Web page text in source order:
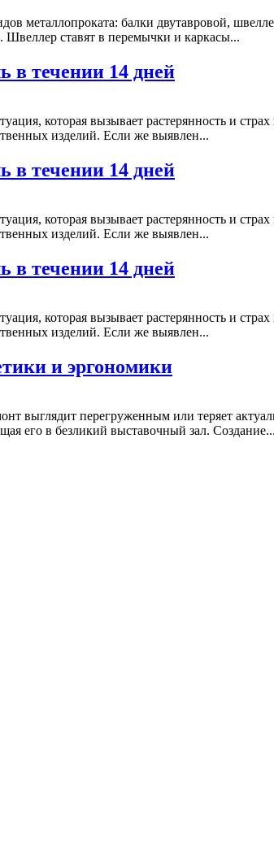
металлопроката: балки двутавровой,
ставят в перемычки и каркасы...
в течении 14 дней
которая вызывает растерянность и
изделий. Если же выявлен...
в течении 14 дней
которая вызывает растерянность и
изделий. Если же выявлен...
в течении 14 дней
которая вызывает растерянность и
изделий. Если же выявлен...
и эргономики
выглядит перегруженным или теряет
его в безликий выставочный зал. Создание...